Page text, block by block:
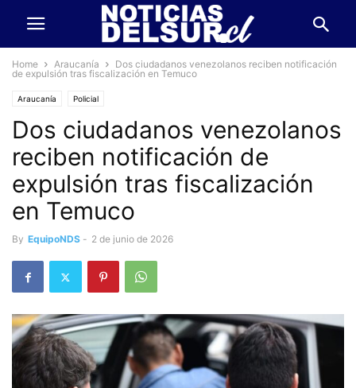
Home Araucanía
Dos ciudadanos venezolanos reciben notificación
de expulsión tras fiscalización en Temuco
Araucanía Policial
Dos ciudadanos venezolanos
reciben notificación de
expulsión tras fiscalización
en Temuco
By EquipoNDS - 2 de junio de 2026